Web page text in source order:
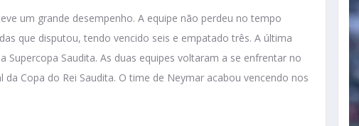
um grande desempenho. A equipe não perdeu no tempo
que disputou, tendo vencido seis e empatado três. A última
Saudita. As duas equipes voltaram a se enfrentar no
Copa do Rei Saudita. O time de Neymar acabou vencendo nos